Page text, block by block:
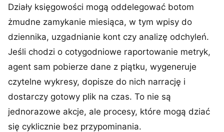
Działy księgowości mogą oddelegować botom
żmudne zamykanie miesiąca, w tym wpisy do
dziennika, uzgadnianie kont czy analizę odchyleń.
Jeśli chodzi o cotygodniowe raportowanie metryk,
agent sam pobierze dane z piątku, wygeneruje
czytelne wykresy, dopisze do nich narrację i
dostarczy gotowy plik na czas. To nie są
jednorazowe akcje, ale procesy, które mogą dziać
się cyklicznie bez przypominania.